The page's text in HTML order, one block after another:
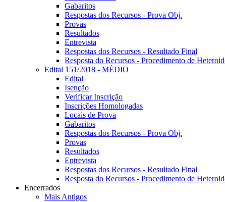
Gabaritos
Respostas dos Recursos - Prova Obj.
Provas
Resultados
Entrevista
Respostas dos Recursos - Resultado Final
Resposta do Recursos - Procedimento de
Edital 151/2018 - MÉDIO
Edital
Isenção
Verificar Inscrição
Inscrições Homologadas
Locais de Prova
Gabaritos
Respostas dos Recursos - Prova Obj.
Provas
Resultados
Entrevista
Respostas dos Recursos - Resultado Final
Resposta do Recursos - Procedimento de
Encerrados
Mais Antigos